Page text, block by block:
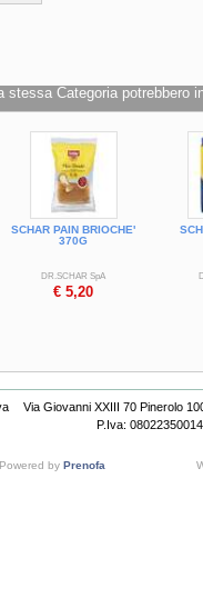
stessa Categoria potrebbero
SCHAR PAIN BRIOCHE'
370G
DR.SCHAR SpA
€ 5,20
Via Giovanni XXIII 70 Pinerolo
P.Iva: 08022350014
Powered by Prenofa